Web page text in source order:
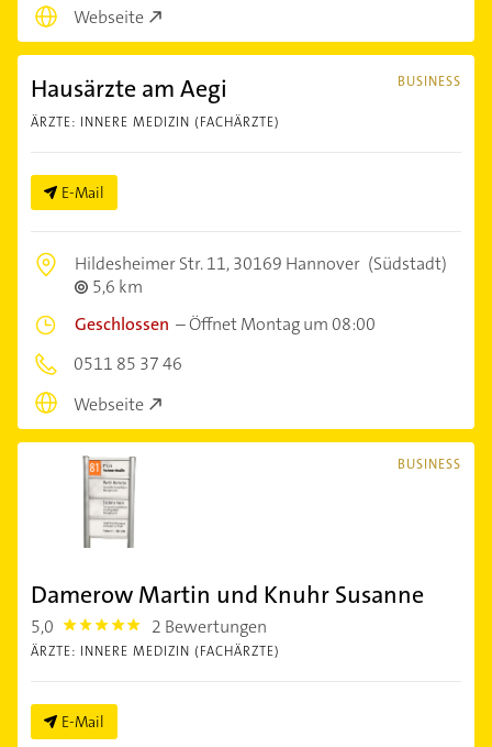
Webseite
BUSINESS
Hausärzte am Aegi
ÄRZTE: INNERE MEDIZIN (FACHÄRZTE)
E-Mail
Hildesheimer Str. 11,30169 Hannover (Südstadt)
5,6 km
Geschlossen –Öffnet Montag um 08:00
0511 85 37 46
Webseite
BUSINESS
Damerow Martin und Knuhr Susanne
5,0 5.0 2 Bewertungen
ÄRZTE: INNERE MEDIZIN (FACHÄRZTE)
E-Mail